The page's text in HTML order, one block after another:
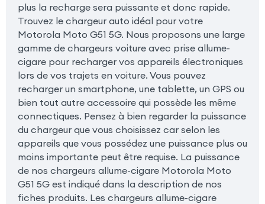
plus la recharge sera puissante et donc rapide.
Trouvez le chargeur auto idéal pour votre
Motorola Moto G51 5G. Nous proposons une large
gamme de chargeurs voiture avec prise allume-
cigare pour recharger vos appareils électroniques
lors de vos trajets en voiture. Vous pouvez
recharger un smartphone, une tablette, un GPS ou
bien tout autre accessoire qui possède les même
connectiques. Pensez à bien regarder la puissance
du chargeur que vous choisissez car selon les
appareils que vous possédez une puissance plus ou
moins importante peut être requise. La puissance
de nos chargeurs allume-cigare Motorola Moto
G51 5G est indiqué dans la description de nos
fiches produits. Les chargeurs allume-cigare